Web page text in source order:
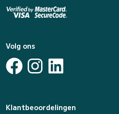
Volg ons
Klantbeoordelingen